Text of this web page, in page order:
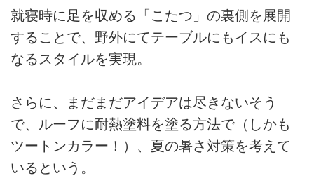
就寝時に足を収める「こたつ」の裏側を展開
することで、野外にてテーブルにもイスにも
なるスタイルを実現。
さらに、まだまだアイデアは尽きないそう
で、ルーフに耐熱塗料を塗る方法で（しかも
ツートンカラー！）、夏の暑さ対策を考えて
いるという。